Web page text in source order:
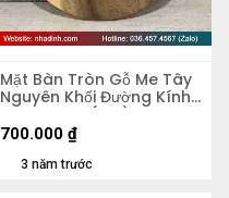
Mặt Bàn Tròn Gỗ Me Tây
Nguyên Khối Đường Kính
54 Dày 4.4 (cm)
3 năm trước
700.000 ₫